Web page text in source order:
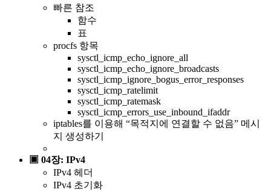
빠른 참조
함수
표
procfs 항목
sysctl_icmp_echo_ignore_all
sysctl_icmp_echo_ignore_broadcasts
sysctl_icmp_ignore_bogus_error_responses
sysctl_icmp_ratelimit
sysctl_icmp_ratemask
sysctl_icmp_errors_use_inbound_ifaddr
iptables를 이용해 “목적지에 연결할 수 없음” 메시
지 생성하기
▣ 04장: IPv4
IPv4 헤더
IPv4 초기화